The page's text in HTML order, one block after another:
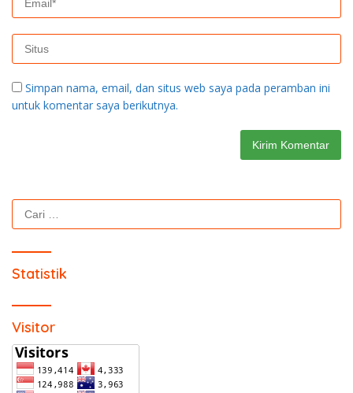
Simpan nama, email, dan situs web saya pada peramban ini
untuk komentar saya berikutnya.
Cari
untuk:
Statistik
Visitor